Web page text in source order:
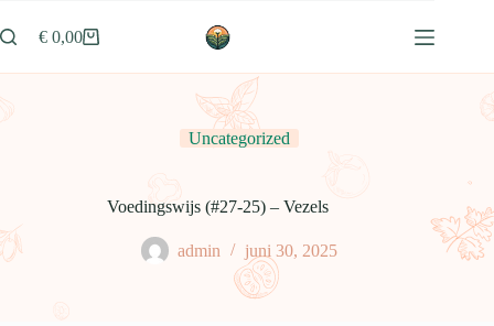
naar
de
Winkelwagen
€ 0,00
Uncategorized
Voedingswijs (#27-25) – Vezels
admin juni 30, 2025